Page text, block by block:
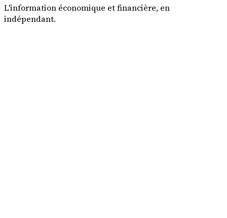
L'information économique et financière, en
indépendant.